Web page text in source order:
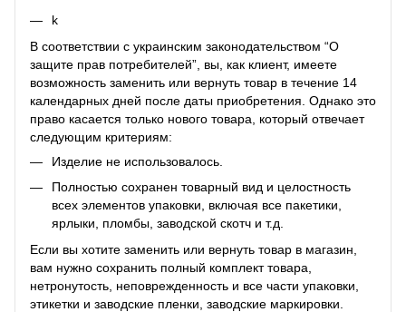
k
В соответствии с украинским законодательством “О
защите прав потребителей”, вы, как клиент, имеете
возможность заменить или вернуть товар в течение 14
календарных дней после даты приобретения. Однако это
право касается только нового товара, который отвечает
следующим критериям:
Изделие не использовалось.
Полностью сохранен товарный вид и целостность
всех элементов упаковки, включая все пакетики,
ярлыки, пломбы, заводской скотч и т.д.
Если вы хотите заменить или вернуть товар в магазин,
вам нужно сохранить полный комплект товара,
нетронутость, неповрежденность и все части упаковки,
этикетки и заводские пленки, заводские маркировки.